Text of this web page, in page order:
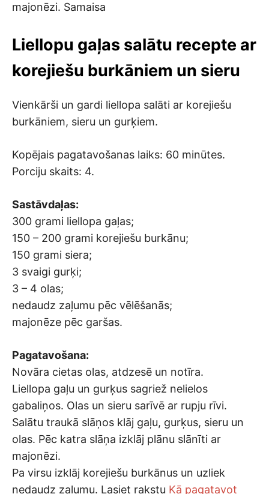
majonēzi. Samaisa
Liellopu gaļas salātu recepte ar
korejiešu burkāniem un sieru
Vienkārši un gardi liellopa salāti ar korejiešu
burkāniem, sieru un gurķiem.
Kopējais pagatavošanas laiks: 60 minūtes.
Porciju skaits: 4.
Sastāvdaļas:
300 grami liellopa gaļas;
150 – 200 grami korejiešu burkānu;
150 grami siera;
3 svaigi gurķi;
3 – 4 olas;
nedaudz zaļumu pēc vēlēšanās;
majonēze pēc garšas.
Pagatavošana:
Novāra cietas olas, atdzesē un notīra.
Liellopa gaļu un gurķus sagriež nelielos
gabaliņos. Olas un sieru sarīvē ar rupju rīvi.
Salātu traukā slāņos klāj gaļu, gurķus, sieru un
olas. Pēc katra slāņa izklāj plānu slānīti ar
majonēzi.
Pa virsu izklāj korejiešu burkānus un uzliek
nedaudz zaļumu. Lasiet rakstu Kā pagatavot